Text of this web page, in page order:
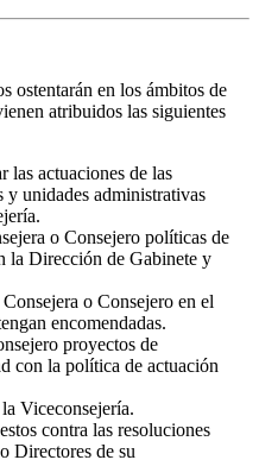
ostentarán en los ámbitos de
atribuidos las siguientes
actuaciones de las
y unidades administrativas
o Consejero políticas de
la Dirección de Gabinete y
o Consejero en el
encomendadas.
proyectos de
con la política de actuación
Viceconsejería.
contra las resoluciones
Directores de su